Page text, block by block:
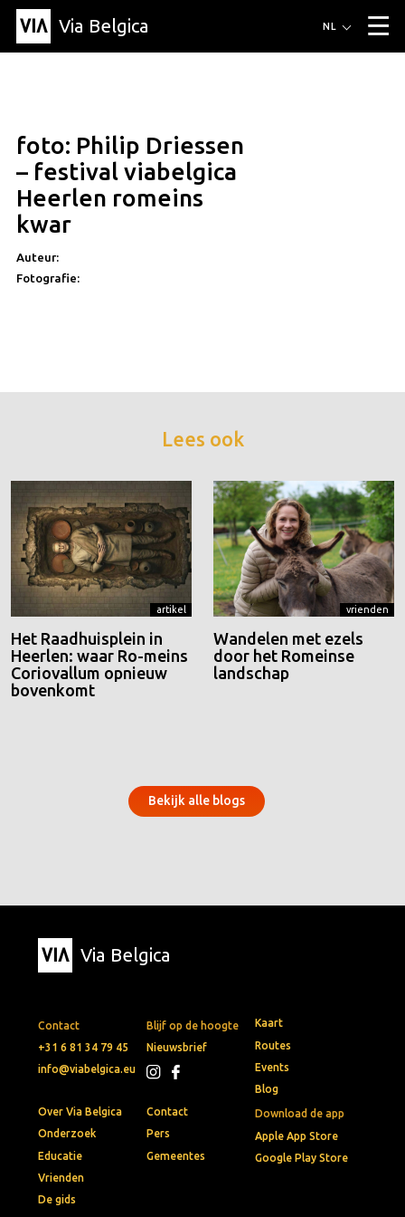
Via Belgica ▼
Artikel
Educatie
Recept
Vrienden
Over Via Belgica
Over Via Belgica
Onderzoek
Educatie
Vrienden
De gids
Organisatie
NL
foto: Philip Driessen
– festival viabelgica
Heerlen romeins
kwar
Auteur:
Fotografie:
Lees ook
artikel
Het Raadhuisplein in
Heerlen: waar Ro-meins
Coriovallum opnieuw
bovenkomt
vrienden
Wandelen met ezels
door het Romeinse
landschap
Bekijk alle blogs
Via Belgica
Contact
+31 6 81 34 79 45
info@viabelgica.eu
Blijf op de hoogte
Nieuwsbrief
Download de app
Apple App Store
Google Play Store
Kaart
Routes
Events
Blog
Over Via Belgica
Onderzoek
Educatie
Vrienden
De gids
Contact
Pers
Gemeentes